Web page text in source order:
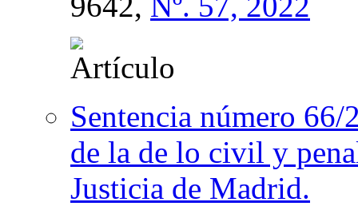
Sentencia número 66/
de la de lo civil y
Justicia de Madrid.